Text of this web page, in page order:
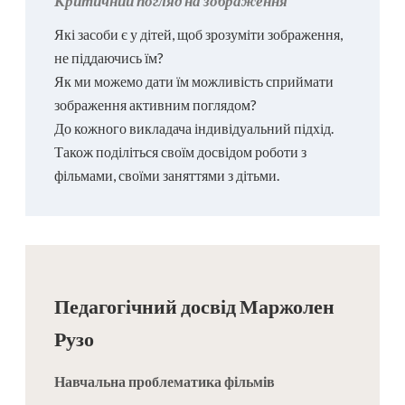
Які засоби є у дітей, щоб зрозуміти зображення,
не піддаючись їм?
Як ми можемо дати їм можливість сприймати
зображення активним поглядом?
До кожного викладача індивідуальний підхід.
Також поділіться своїм досвідом роботи з
фільмами, своїми заняттями з дітьми.
Педагогічний досвід Маржолен
Рузо
Навчальна проблематика фільмів